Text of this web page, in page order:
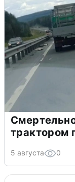
трактором
5 августа 0